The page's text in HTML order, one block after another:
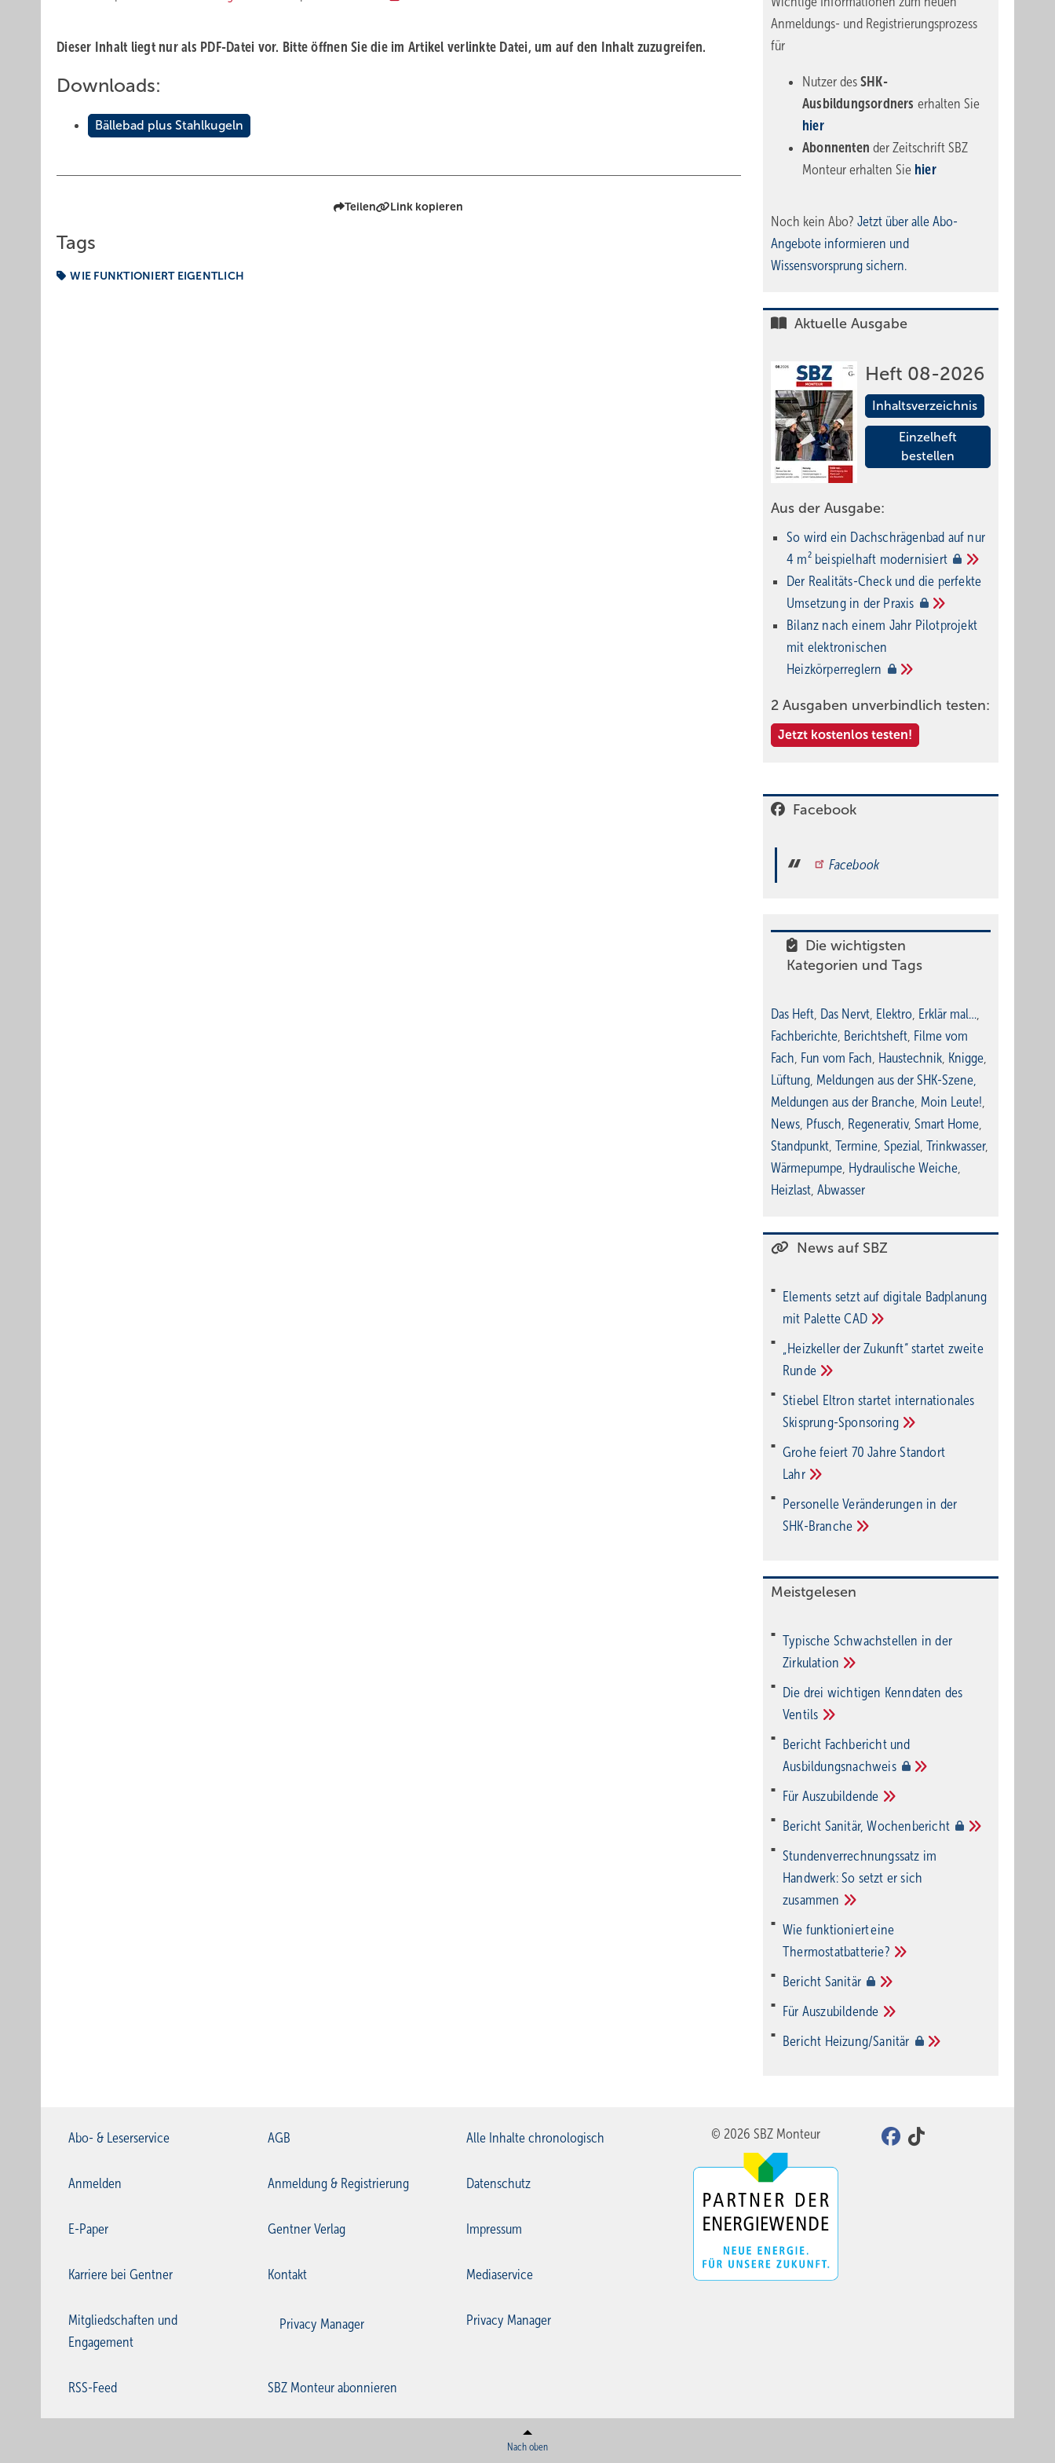
Dieser Inhalt liegt nur als PDF-Datei vor. Bitte öffnen Sie die im Artikel verlinkte Datei, um auf den Inhalt zuzugreifen.
Downloads:
Bällebad plus Stahlkugeln
Teilen Link kopieren
Tags
WIE FUNKTIONIERT EIGENTLICH
Anmeldungs- und Registrierungsprozess
für
Nutzer des SHK-
Ausbildungsordners erhalten Sie
hier
Abonnentender Zeitschrift SBZ
Monteur erhalten Sie hier
Noch kein Abo? Jetzt über alle Abo-
Angebote informieren und
Wissensvorsprung sichern.
Aktuelle Ausgabe
Heft 08-2026
Inhaltsverzeichnis
Einzelheft
bestellen
Aus der Ausgabe:
So wird ein Dach­schrägenbad auf nur
4 m² beispielhaft modernisiert
Der Realitäts-Check und die perfekte
Umsetzung in der Praxis
Bilanz nach einem Jahr Pilotprojekt
mit elektronischen
Heizkörperreglern
2 Ausgaben unverbindlich testen:
Jetzt kostenlos testen!
Facebook
Facebook
Die wichtigsten
Kategorien und Tags
Das Heft, Das Nervt, Elektro, Erklär mal…,
Fachberichte, Berichtsheft, Filme vom
Fach, Fun vom Fach, Haustechnik, Knigge,
Lüftung, Meldungen aus der SHK-Szene,
Meldungen aus der Branche, Moin Leute!,
News, Pfusch, Regenerativ, Smart Home,
Standpunkt, Termine, Spezial, Trinkwasser,
Wärmepumpe, Hydraulische Weiche,
Heizlast, Abwasser
News auf SBZ
Elements setzt auf di­gi­ta­le Bad­pla­nung
mit PaletteCAD
„Heizkeller der Zu­kunft“ star­tet zwei­te
Run­de
Stiebel Eltron startet internatio­nales
Ski­sprung-Spon­soring
Grohe feiert 70 Jahre Standort
Lahr
Personelle Veränderungen in der
SHK-Branche
Meistgelesen
Typische Schwachstellen in der
Zirkulation
Die drei wichtigen Kenndaten des
Ventils
Bericht Fachbericht und
Ausbildungsnachweis
Für Auszubildende
Bericht Sanitär,Wochenbericht
Stundenverrechnungssatz im
Handwerk: So setzt er sich
zusammen
Wie funktioniert eine
Thermostatbatterie?
Bericht Sanitär
Für Auszubildende
Bericht Heizung/Sanitär
Abo- & Leserservice AGB Alle Inhalte chronologisch
Anmelden Anmeldung & Registrierung Datenschutz
E-Paper Gentner Verlag Impressum
Karriere bei Gentner Kontakt Mediaservice
Mitgliedschaften und
Engagement
Privacy Manager Privacy Manager
RSS-Feed SBZ Monteur abonnieren
© 2026 SBZ Monteur
Nach oben